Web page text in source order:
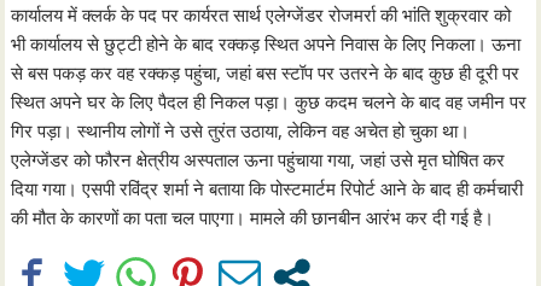
कार्यालय में क्लर्क के पद पर कार्यरत सार्थ एलेग्जेंडर रोजमर्रा की भांति शुक्रवार को
भी कार्यालय से छुट्टी होने के बाद रक्कड़ स्थित अपने निवास के लिए निकला। ऊना
से बस पकड़ कर वह रक्कड़ पहुंचा, जहां बस स्टॉप पर उतरने के बाद कुछ ही दूरी पर
स्थित अपने घर के लिए पैदल ही निकल पड़ा। कुछ कदम चलने के बाद वह जमीन पर
गिर पड़ा। स्थानीय लोगों ने उसे तुरंत उठाया, लेकिन वह अचेत हो चुका था।
एलेग्जेंडर को फौरन क्षेत्रीय अस्पताल ऊना पहुंचाया गया, जहां उसे मृत घोषित कर
दिया गया। एसपी रविंद्र शर्मा ने बताया कि पोस्टमार्टम रिपोर्ट आने के बाद ही कर्मचारी
की मौत के कारणों का पता चल पाएगा। मामले की छानबीन आरंभ कर दी गई है।